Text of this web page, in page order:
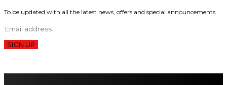
To be updated with all the latest news, offers and special announcements.
SIGN UP